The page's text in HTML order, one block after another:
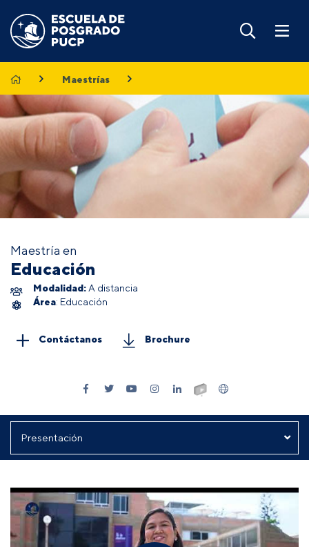
Maestrías
Maestría en
Educación
Modalidad: A distancia
Área: Educación
Contáctanos Brochure